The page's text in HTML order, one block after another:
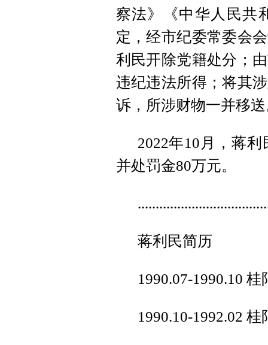
察法》《中华人民共
定，经市纪委常委会
利民开除党籍处分；
违纪违法所得；将其
诉，所涉财物一并移
2022年10月，蒋
并处罚金80万元。
蒋利民简历
1990.07-1990.10
1990.10-1992.02